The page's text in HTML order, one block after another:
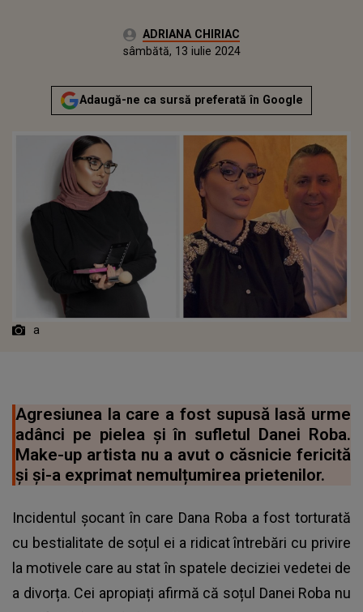
Autor:ADRIANA CHIRIAC
Actualizat:
sâmbătă, 13 iulie 2024
Adaugă-ne ca sursă preferată în Google
a
Agresiunea la care a fost supusă lasă urme
adânci pe pielea și în sufletul Danei Roba.
Make-up artista nu a avut o căsnicie fericită
și și-a exprimat nemulțumirea prietenilor.
Incidentul șocant în care Dana Roba a fost torturată
cu bestialitate de soțul ei a ridicat întrebări cu privire
la motivele care au stat în spatele deciziei vedetei de
a divorța. Cei apropiați afirmă că soțul Danei Roba nu